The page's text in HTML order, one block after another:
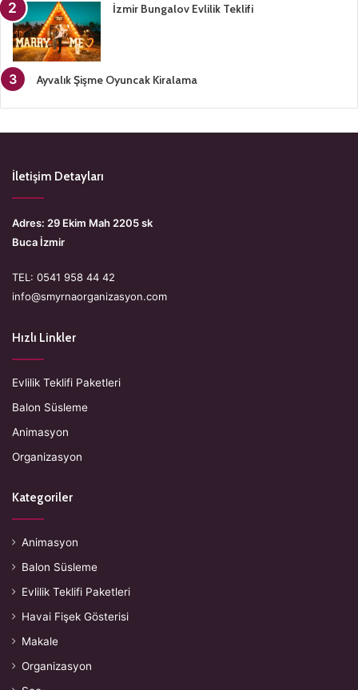
İzmir Bungalov Evlilik Teklifi
Ayvalık Şişme Oyuncak Kiralama
İletişim Detayları
Adres: 29 Ekim Mah 2205 sk
Buca İzmir
TEL: 0541 958 44 42
info@smyrnaorganizasyon.com
Hızlı Linkler
Evlilik Teklifi Paketleri
Balon Süsleme
Animasyon
Organizasyon
Kategoriler
Animasyon
Balon Süsleme
Evlilik Teklifi Paketleri
Havai Fişek Gösterisi
Makale
Organizasyon